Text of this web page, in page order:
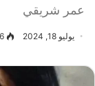
عمر شريقي
يوليو 18, 2024